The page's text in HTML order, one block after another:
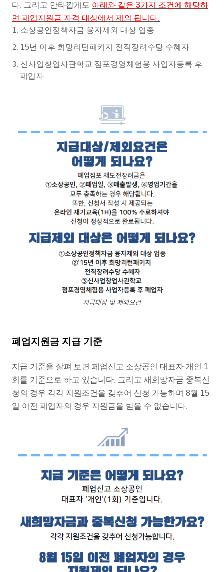
다. 그리고 안타깝게도 아래와 같은 3가지 조건에 해당하
면 폐업지원금 자격 대상에서 제외 됩니다.
소상공인정책자금 융자제외 대상 업종
15년 이후 희망리턴패키지 전직장려수당 수혜자
신사업창업사관학교 점포경영체험용 사업자등록 후
폐업자
지급대상 및 제외요건
폐업지원금 지급 기준
지급 기준을 살펴 보면 페업신고 소상공인 대표자 개인 1
회를 기준으로 하고 있습니다. 그리고 새희망자금 중복신
청의 경우 각각 지원조건을 갖추어 신청 가능하며 8월 15
일 이전 폐업자의 경우 지원금을 받을 수 없습니다.